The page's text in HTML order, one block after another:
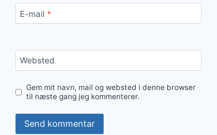
E-mail *
Websted
Gem mit navn, mail og websted i denne browser
til næste gang jeg kommenterer.